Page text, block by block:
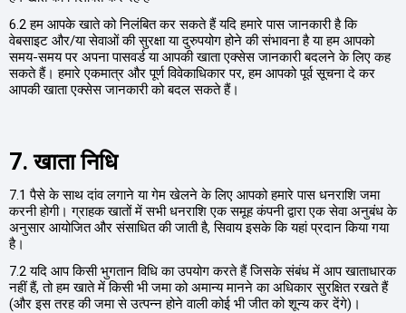
6.2 हम आपके खाते को निलंबित कर सकते हैं यदि हमारे पास जानकारी है कि
वेबसाइट और/या सेवाओं की सुरक्षा या दुरुपयोग होने की संभावना है या हम आपको
समय-समय पर अपना पासवर्ड या आपकी खाता एक्सेस जानकारी बदलने के लिए कह
सकते हैं। हमारे एकमात्र और पूर्ण विवेकाधिकार पर, हम आपको पूर्व सूचना दे कर
आपकी खाता एक्सेस जानकारी को बदल सकते हैं।
7. खाता निधि
7.1 पैसे के साथ दांव लगाने या गेम खेलने के लिए आपको हमारे पास धनराशि जमा
करनी होगी। ग्राहक खातों में सभी धनराशि एक समूह कंपनी द्वारा एक सेवा अनुबंध के
अनुसार आयोजित और संसाधित की जाती है, सिवाय इसके कि यहां प्रदान किया गया
है।
7.2 यदि आप किसी भुगतान विधि का उपयोग करते हैं जिसके संबंध में आप खाताधारक
नहीं हैं, तो हम खाते में किसी भी जमा को अमान्य मानने का अधिकार सुरक्षित रखते हैं
(और इस तरह की जमा से उत्पन्न होने वाली कोई भी जीत को शून्य कर देंगे)।